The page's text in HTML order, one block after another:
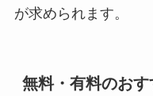
が求められます。
無料・有料のお